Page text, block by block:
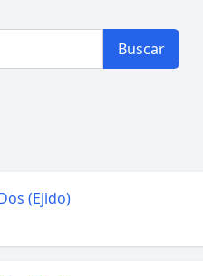
Buscar
(Ejido)